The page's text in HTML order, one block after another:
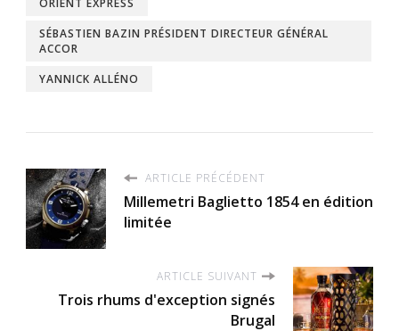
SÉBASTIEN BAZIN PRÉSIDENT DIRECTEUR GÉNÉRAL
ACCOR
YANNICK ALLÉNO
ARTICLE PRÉCÉDENT
Millemetri Baglietto 1854 en édition
limitée
ARTICLE SUIVANT
Trois rhums d'exception signés
Brugal